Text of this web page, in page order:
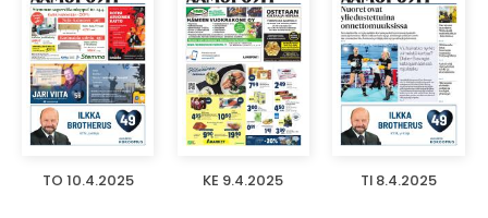
TO 10.4.2025 KE 9.4.2025 TI 8.4.2025